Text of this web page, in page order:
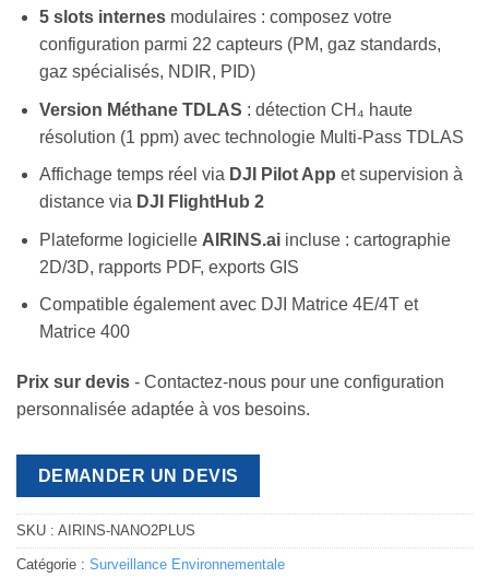
5 slots internesmodulaires : composez votre
configuration parmi 22 capteurs (PM, gaz standards,
gaz spécialisés, NDIR, PID)
Version Méthane TDLAS : détection CH₄ haute
résolution (1 ppm) avec technologie Multi-Pass TDLAS
Affichage temps réel via DJI Pilot App et supervision à
distance via DJI FlightHub 2
Plateforme logicielle AIRINS.aiincluse : cartographie
2D/3D, rapports PDF, exports GIS
Compatible également avec DJI Matrice 4E/4T et
Matrice 400
Prix sur devis - Contactez-nous pour une configuration
personnalisée adaptée à vos besoins.
DEMANDER UN DEVIS
SKU : AIRINS-NANO2PLUS
Catégorie : Surveillance Environnementale